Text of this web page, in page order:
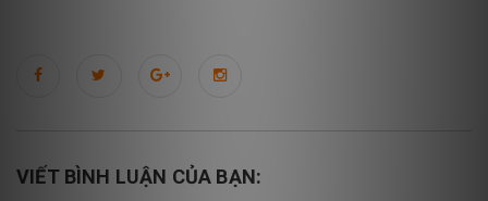
VIẾT BÌNH LUẬN CỦA BẠN: